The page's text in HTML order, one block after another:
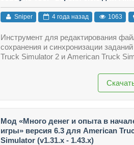
Truck Simulator (v1.41.x - 1.43.x)
Sniper 4 года назад 1063
Инструмент для редактирования
сохранения и синхронизации
Truck Simulator 2 и American Truck
Мод «Много денег и опыта в
игры» версия 6.3 для American
Simulator (v1.31.x - 1.43.x)